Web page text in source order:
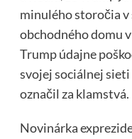
minulého storočia v
obchodného domu
Trump údajne
svojej sociálnej
označil za klamstvá.
Novinárka